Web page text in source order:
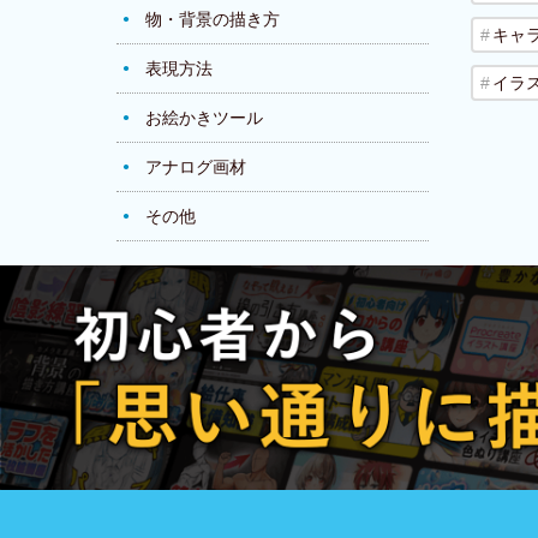
物・背景の描き方
表現方法
お絵かきツール
アナログ画材
その他
キャ
イラ